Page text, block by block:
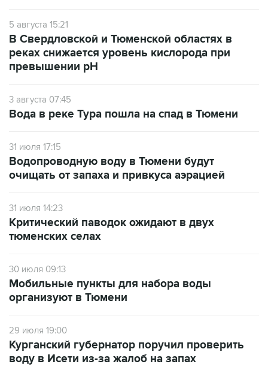
5 августа 15:21
В Свердловской и Тюменской областях в
реках снижается уровень кислорода при
превышении рН
3 августа 07:45
Вода в реке Тура пошла на спад в Тюмени
31 июля 17:15
Водопроводную воду в Тюмени будут
очищать от запаха и привкуса аэрацией
31 июля 14:23
Критический паводок ожидают в двух
тюменских селах
30 июля 09:13
Мобильные пункты для набора воды
организуют в Тюмени
29 июля 19:00
Курганский губернатор поручил проверить
воду в Исети из-за жалоб на запах